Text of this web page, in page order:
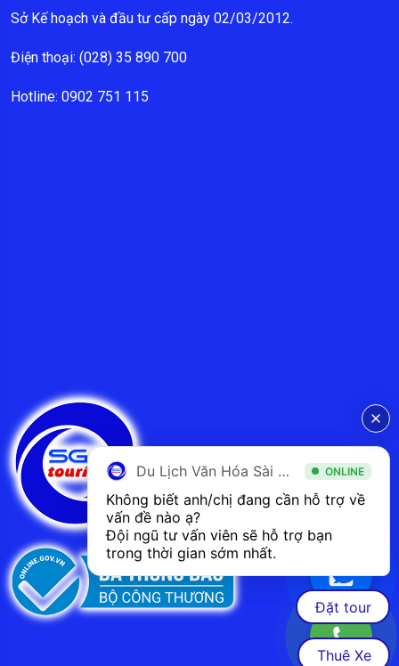
Sở Kế hoạch và đầu tư cấp ngày 02/03/2012.
Điện thoại: (028) 35 890 700
Hotline: 0902 751 115
Du Lịch Văn Hóa Sài Gòn ONLINE
Không biết anh/chị đang cần hỗ trợ về
vấn đề nào ạ?
Đội ngũ tư vấn viên sẽ hỗ trợ bạn
trong thời gian sớm nhất.
Đặt tour
Thuê Xe